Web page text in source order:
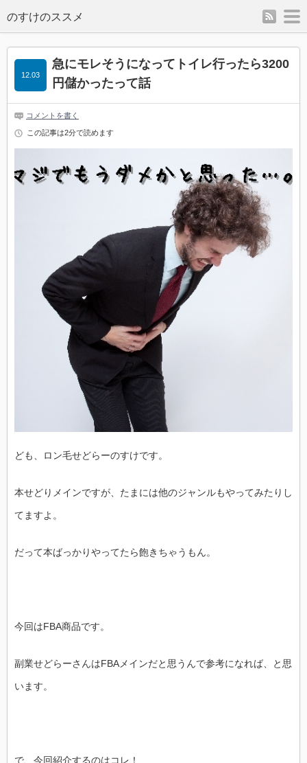
のすけのススメ rss
急にモレそうになってトイレ行ったら3200
円儲かったって話
12.03
コメントを書く
この記事は2分で読めます
ども、ロン毛せどらーのすけです。
本せどりメインですが、たまには他のジャンルもやってみたりし
てますよ。
だって本ばっかりやってたら飽きちゃうもん。
今回はFBA商品です。
副業せどらーさんはFBAメインだと思うんで参考になれば、と思
います。
で、今回紹介するのはコレ！